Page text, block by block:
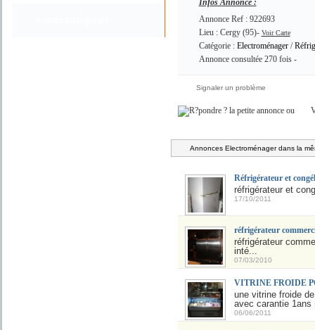
Infos Annonce :
Annonce Ref : 922693
Lieu : Cergy (95)- Voir Carte
Catégorie : Electroménager/
Annonce consultée 270 fois -
Signaler un problème
ou
Annonces Electroménager dans la
Réfrigérateur et
réfrigérateur et
17/10/2011
réfrigérateur
réfrigérateur
inté...
07/03/2010
VITRINE FROIDE
une vitrine froide
avec carantie 1ans
06/06/2011